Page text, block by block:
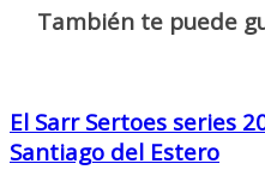
También te puede
El Sarr Sertoes series
Santiago del Estero